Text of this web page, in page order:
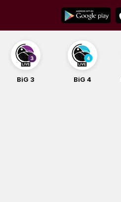
content
BiG 3 BiG 4